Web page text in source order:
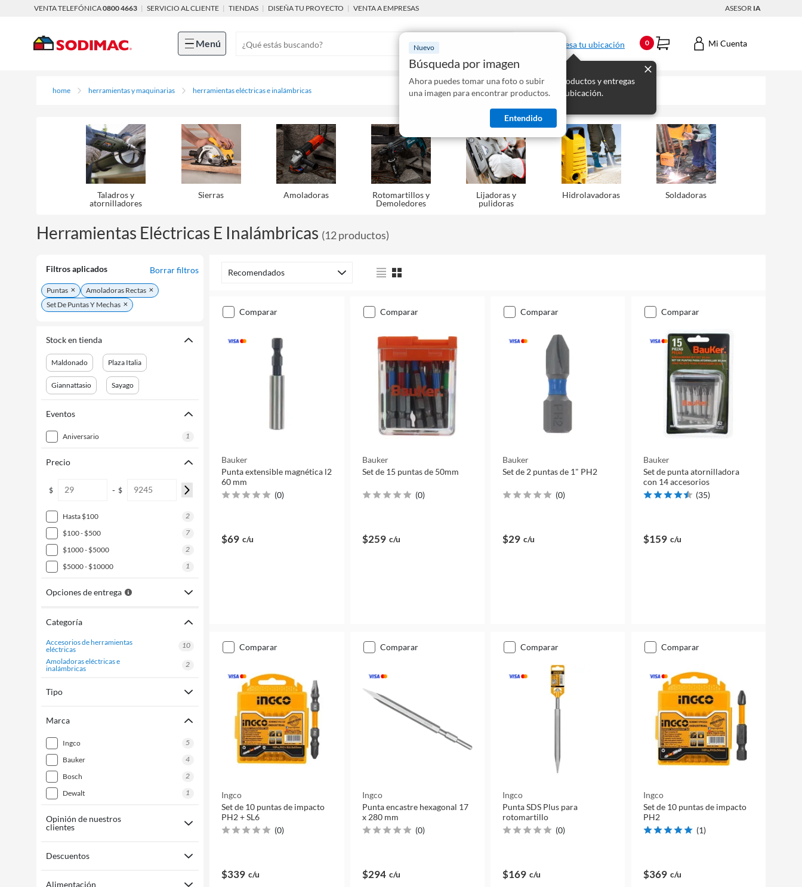
VENTA TELEFÓNICA0800 4663 | SERVICIO AL CLIENTE | TIENDAS | DISEÑA TU PROYECTO | VENTA A EMPRESAS ASESOR IA
Menú Nuevo
Búsqueda por imagen
Ahora puedes tomar una foto o subir
una imagen para encontrar productos.
Entendido
Ingresa tu ubicación
Mostraremos los productos y entregas
disponibles para tu ubicación.
0 Mi Cuenta
home herramientas y maquinarias herramientas eléctricas e inalámbricas
Taladros y
atornilladores
Sierras Amoladoras
Rotomartillos y
Demoledores
Lijadoras y
pulidoras
Hidrolavadoras Soldadoras
Herramientas Eléctricas E Inalámbricas (12productos)
Filtros aplicados Borrar filtros
Puntas
Amoladoras Rectas
Set De Puntas Y Mechas
Stock en tienda
Maldonado Plaza Italia
Giannattasio Sayago
Eventos
aniversario 1
Precio
$ - $
hasta $100
2
$100 - $500
7
$1000 - $5000
2
$5000 - $10000
1
Opciones de entrega
Categoría
accesorios de herramientas
eléctricas
10
amoladoras eléctricas e
inalámbricas
2
Tipo
Marca
ingco
5
bauker
4
bosch
2
dewalt
1
Opinión de nuestros
clientes
Descuentos
Alimentación
Recomendados
comparar
Bauker
Punta extensible magnética l2
60 mm
(0)
$69 c/u
comparar
Bauker
Set de 15 puntas de 50mm
(0)
$259 c/u
comparar
Bauker
Set de 2 puntas de 1" PH2
(0)
$29 c/u
comparar
Bauker
Set de punta atornilladora
con 14 accesorios
(35)
$159 c/u
comparar
Ingco
Set de 10 puntas de impacto
PH2 + SL6
(0)
$339 c/u
comparar
Ingco
Punta encastre hexagonal 17
x 280 mm
(0)
$294 c/u
comparar
Ingco
Punta SDS Plus para
rotomartillo
(0)
$169 c/u
comparar
Ingco
Set de 10 puntas de impacto
PH2
(1)
$369 c/u